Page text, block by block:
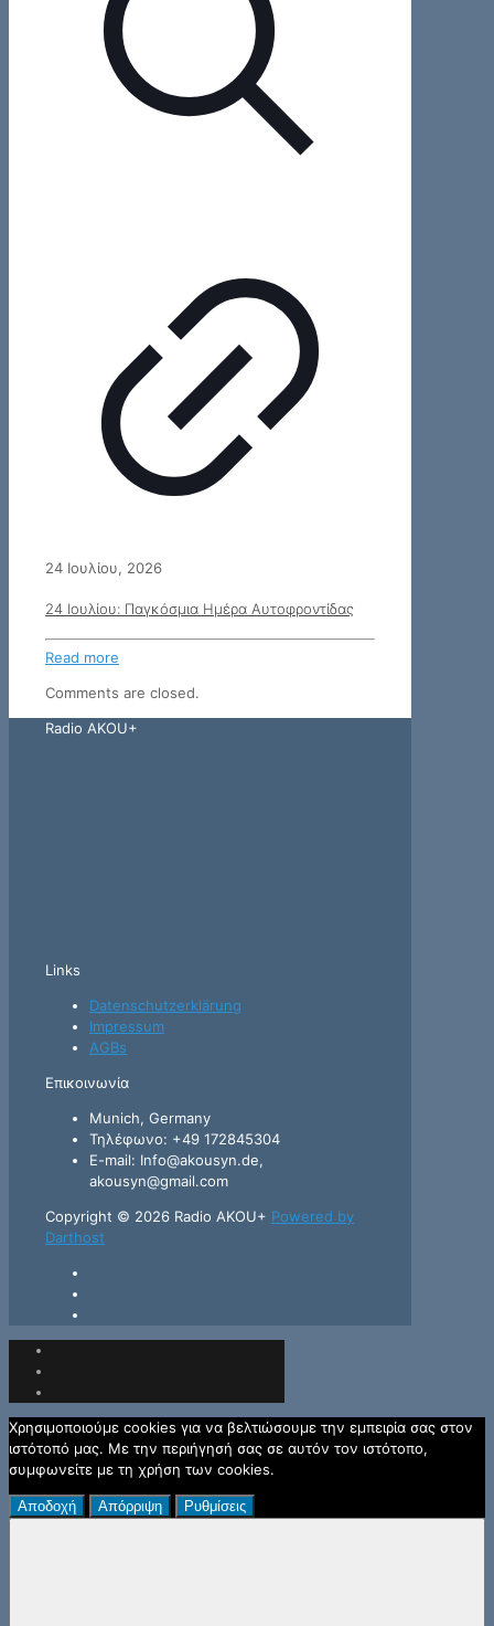
24 Ιουλίου, 2026
24 Ιουλίου: Παγκόσμια Ημέρα Αυτοφροντίδας
Read more
Comments are closed.
Radio AKOU+
Links
Datenschutzerklärung
Impressum
AGBs
Επικοινωνία
Munich, Germany
Τηλέφωνο: +49 172845304
E-mail: Info@akousyn.de,
akousyn@gmail.com
Copyright © 2026 Radio AKOU+ Powered by
Darthost
Χρησιμοποιούμε cookies για να βελτιώσουμε την εμπειρία σας στον
ιστότοπό μας. Με την περιήγησή σας σε αυτόν τον ιστότοπο,
συμφωνείτε με τη χρήση των cookies.
Αποδοχή Απόρριψη Ρυθμίσεις